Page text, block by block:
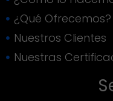
¿Qué Ofrecemos?
Nuestros Clientes
Nuestras